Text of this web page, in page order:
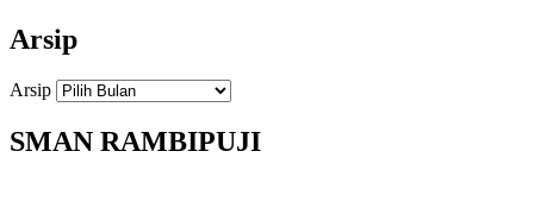
Arsip
Arsip
SMAN RAMBIPUJI